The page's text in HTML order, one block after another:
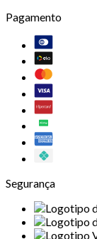
Pagamento
Segurança